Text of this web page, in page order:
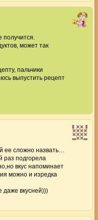
получится.
может так
пальчики
выпустить рецепт
ее сложно назвать…
раз подгорела
вкус напоминает
можно и изредка
даже вкусней)))